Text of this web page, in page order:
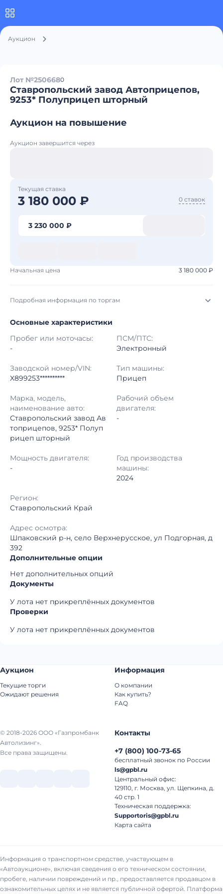
Аукцион
Лот №2506680
Ставропольский завод Автоприцепов,
9253* Полуприцеп шторный
Аукцион на повышение
Аукцион завершится через
Текущая ставка
3 180 000 ₽ 0 ставок
3 230 000 ₽
Начальная цена 3 180 000 ₽
Подробная информация по торгам
Начало торгов: 06.08.2026, 17:23 МСК
13.08.2026, 15:30 МСК
Тип аукциона: Открытые торги
Шаг торгов: 50 000 ₽
Кол-во ставок:
Основные характеристики
Пробег или моточасы:
-
ПСМ/ПТС:
Электронный
Заводской номер/VIN:
X899253**********
Тип машины:
Прицеп
Марка, модель,
наименование авто:
Ставропольский завод Ав
топрицепов, 9253* Полуп
рицеп шторный
Рабочий объем
двигателя:
-
Мощность двигателя:
-
Год производства
машины:
2024
Регион:
Ставропольский Край
Адрес осмотра:
Шпаковский р-н, село Верхнерусское, ул Подгорная, д
392
Дополнительные опции
Нет дополнительных опций
Документы
У лота нет прикреплённых документов
Проверки
У лота нет прикреплённых документов
© 2018-2026 ООО «Газпромбанк
Автолизинг».
Все права защищены.
Аукцион
Текущие торги
Ожидают решения
Информация
О компании
Как купить?
FAQ
Контакты
+7 (800) 100-73-65
бесплатный звонок по России
ls@gpbl.ru
Центральный офис:
129110, г. Москва, ул. Щепкина, д.
40 стр. 1
Техническая поддержка:
Supportoris@gpbl.ru
Карта сайта
Информация о транспортном средстве, участвующем в
«Автоаукционе», включая сведения о его техническом состоянии,
пробеге, наличии повреждений и пр., предоставляется продавцом в
ознакомительных целях и не является публичной офертой. Платформа